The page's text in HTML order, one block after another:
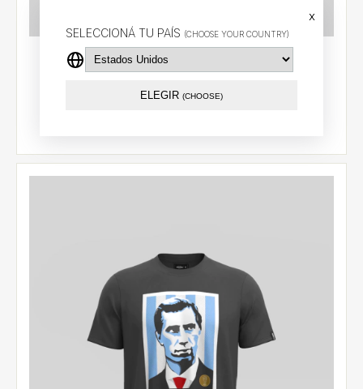
SELECCIONÁ TU PAÍS (CHOOSE YOUR COUNTRY)
x
ELEGIR (CHOOSE)
Remera BILARDO